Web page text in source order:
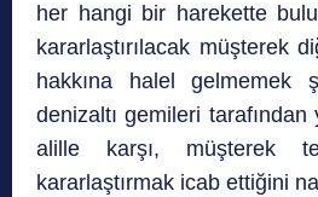
her hangi bir harekette
kararlaştırılacak müşterek
hakkına halel gelmemek
denizaltı gemileri tarafından
alille karşı, müşterek
kararlaştırmak icab ettiğini